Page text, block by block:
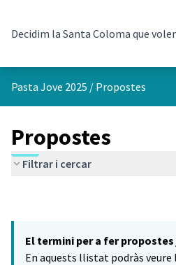
Decidim la Santa Coloma que
Pasta Jove 2025 / Propostes
Propostes
Filtrar i cercar
El termini per a fer
En aquests llistat podràs veure